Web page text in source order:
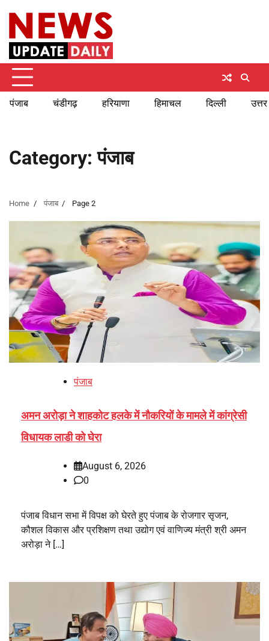
content
पंजाब चंडीगढ़ हरियाणा हिमाचल दिल्ली
Category:पंजाब
Home पंजाब Page 2
पंजाब
अमन अरोड़ा ने शाहकोट हलके में नौकरियों के मामले में कांग्रेसी
विधायक लाडी को घेरा
August 6, 2026
0
पंजाब विधान सभा में विपक्ष को घेरते हुए पंजाब के रोजगार सृजन,
कौशल विकास और प्रशिक्षण तथा उद्योग एवं वाणिज्य मंत्री श्री अमन
अरोड़ा ने […]